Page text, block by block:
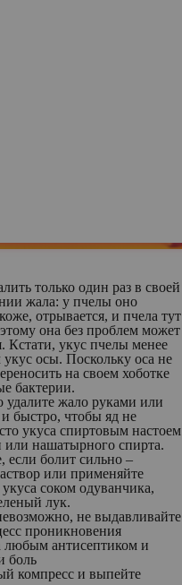
только один раз в своей
жала: у пчелы оно
отрывается, и пчела тут
она без проблем может
Кстати, укус пчелы менее
осы. Поскольку оса не
на своем хоботке
бактерии.
удалите жало руками или
быстро, чтобы яд не
укуса спиртовым настоем
или нашатырного спирта.
если болит сильно –
или применяйте
соком одуванчика,
лук.
не выдавливайте
проникновения
любым антисептиком и
боль
компресс и выпейте